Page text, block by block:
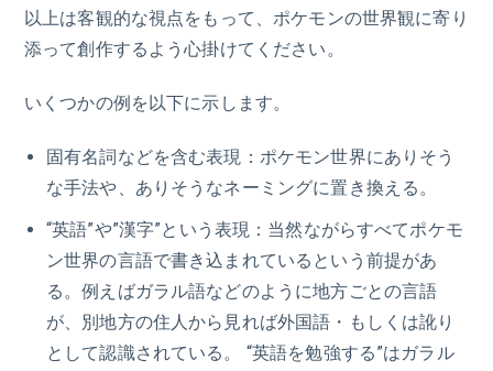
以上は客観的な視点をもって、ポケモンの世界観に寄り
添って創作するよう心掛けてください。
いくつかの例を以下に示します。
固有名詞などを含む表現：ポケモン世界にありそう
な手法や、ありそうなネーミングに置き換える。
“英語”や”漢字”という表現：当然ながらすべてポケモ
ン世界の言語で書き込まれているという前提があ
る。例えばガラル語などのように地方ごとの言語
が、別地方の住人から見れば外国語・もしくは訛り
として認識されている。 “英語を勉強する”はガラル